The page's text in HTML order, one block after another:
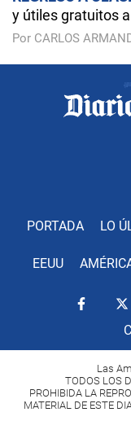
y útiles gratuitos
Por CARLOS
PORTADA LO
EEUU
Las
TODOS LOS
PROHIBIDA LA
MATERIAL DE ESTE